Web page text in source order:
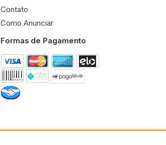
Contato
Como Anunciar
Formas de Pagamento